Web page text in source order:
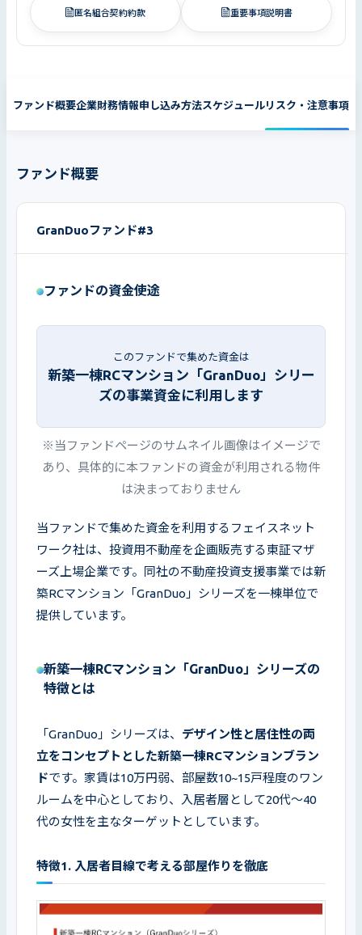
匿名組合契約約款 重要事項説明書
ファンド概要企業財務情報申し込み方法スケジュールリスク・注意事項
ファンド概要
GranDuoファンド#3
ファンドの資金使途
このファンドで集めた資金は
新築一棟RCマンション「GranDuo」シリー
ズの事業資金に利用します
※当ファンドページのサムネイル画像はイメージで
あり、具体的に本ファンドの資金が利用される物件
は決まっておりません
当ファンドで集めた資金を利用するフェイスネット
ワーク社は、投資用不動産を企画販売する東証マザ
ーズ上場企業です。同社の不動産投資支援事業では新
築RCマンション「GranDuo」シリーズを一棟単位で
提供しています。
新築一棟RCマンション「GranDuo」シリーズの
特徴とは
「GranDuo」シリーズは、 デザイン性と居住性の両
立をコンセプトとした新築一棟RCマンションブラン
ドです。家賃は10万円弱、部屋数10~15戸程度のワン
ルームを中心としており、入居者層として20代〜40
代の女性を主なターゲットとしています。
特徴1. 入居者目線で考える部屋作りを徹底